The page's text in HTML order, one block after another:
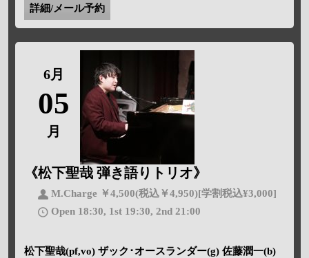
詳細/メール予約
6月
05
月
《松下聖哉 弾き語りトリオ》
M.Charge ￥4,500(税込￥4,950)[学割税込¥3,000]
Open 18:30, 1st 19:30, 2nd 21:00
松下聖哉(pf,vo) ザック･オースランダー(g) 佐藤潤一(b)